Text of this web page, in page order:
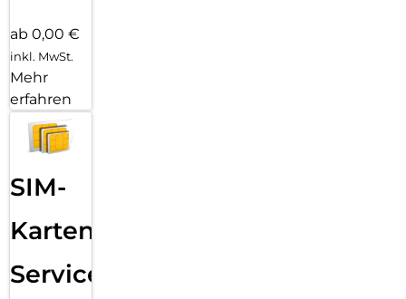
ab 0,00 €
inkl. MwSt.
Mehr
erfahren
SIM-
Karten
Service: